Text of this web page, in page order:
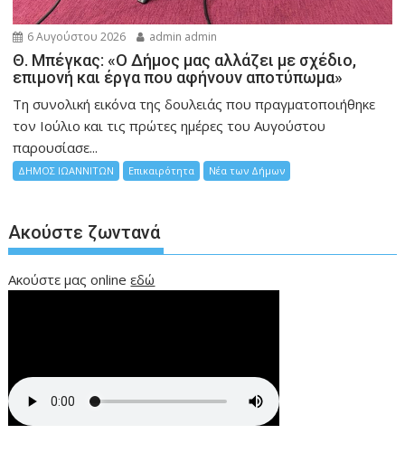
6 Αυγούστου 2026 admin admin
Θ. Μπέγκας: «Ο Δήμος μας αλλάζει με σχέδιο,
επιμονή και έργα που αφήνουν αποτύπωμα»
Τη συνολική εικόνα της δουλειάς που πραγματοποιήθηκε
τον Ιούλιο και τις πρώτες ημέρες του Αυγούστου
παρουσίασε...
ΔΗΜΟΣ ΙΩΑΝΝΙΤΩΝ Επικαιρότητα Νέα των Δήμων
Ακούστε ζωντανά
Ακούστε μας onlineεδώ